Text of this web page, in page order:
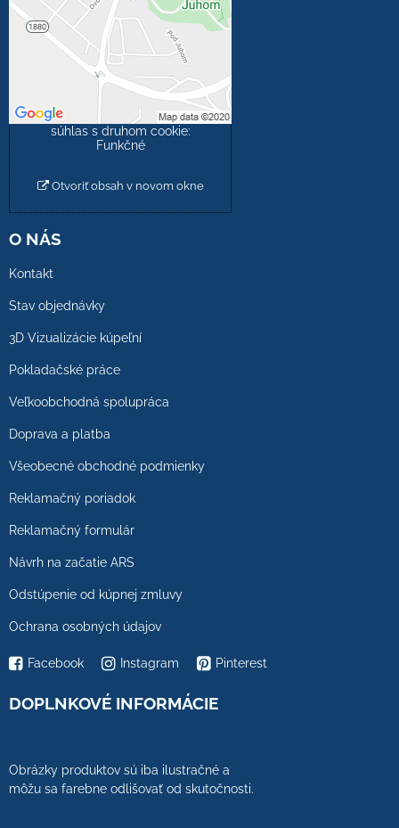
Prajete si načítať externý
obsah?
Povoliť tentokrát
Povoliť a zapamätať -
súhlas s druhom cookie:
Funkčné
Otvoriť obsah v novom okne
O NÁS
Kontakt
Stav objednávky
3D Vizualizácie kúpeľní
Pokladačské práce
Veľkoobchodná spolupráca
Doprava a platba
Všeobecné obchodné podmienky
Reklamačný poriadok
Reklamačný formulár
Návrh na začatie ARS
Odstúpenie od kúpnej zmluvy
Ochrana osobných údajov
Facebook Instagram Pinterest
DOPLNKOVÉ INFORMÁCIE
Obrázky produktov sú iba ilustračné a
môžu sa farebne odlišovať od skutočnosti.